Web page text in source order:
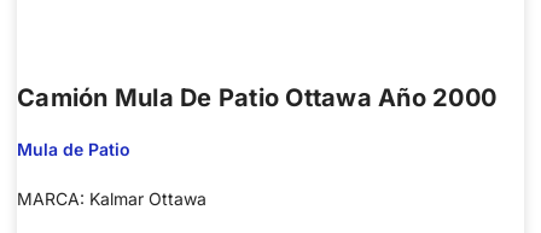
Camión Mula De Patio Ottawa Año 2000
Mula de Patio
MARCA: Kalmar Ottawa